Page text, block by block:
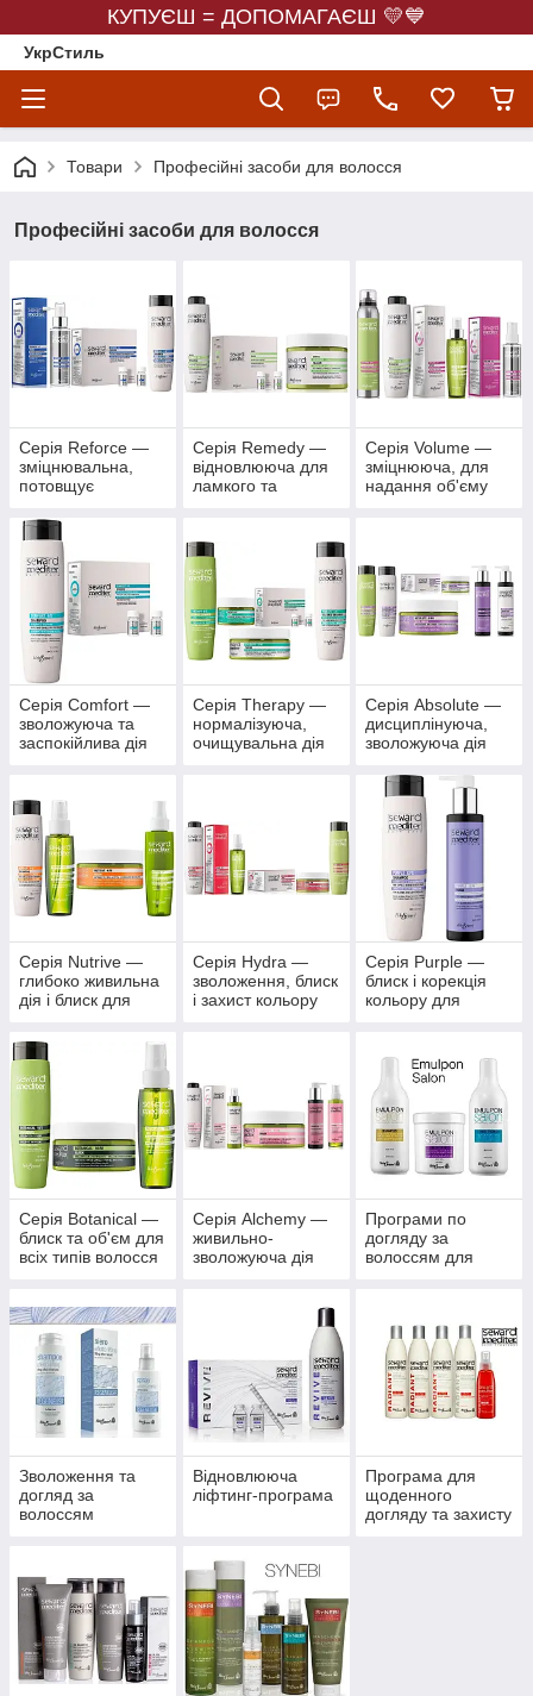
КУПУЄШ = ДОПОМАГАЄШ 💛💙
УкрСтиль
Товари Професійні засоби для волосся
Професійні засоби для волосся
Серія Reforce —
зміцнювальна,
потовщує
схильне до
випадіння волосся
Серія Remedy —
відновлююча для
ламкого та
Серія Volume —
зміцнююча, для
надання об'єму
Серія Comfort —
зволожуюча та
заспокійлива дія
Серія Therapy —
нормалізуюча,
очищувальна дія
лупою
Серія Absolute —
дисциплінуюча,
зволожуюча дія
неслухняного
волосся
Серія Nutrive —
глибоко живильна
дія і блиск для
зневодненого
волосся
Серія Hydra —
зволоження, блиск
і захист кольору
Серія Purple —
блиск і корекція
кольору для
волосся
Серія Botanical —
блиск та об'єм для
всіх типів волосся
Серія Alchemy —
живильно-
зволожуюча дія
Програми по
догляду за
волоссям для
Зволоження та
догляд за
волоссям
Відновлююча
ліфтинг-програма
Програма для
щоденного
догляду та захисту